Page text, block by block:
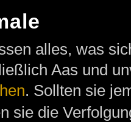
alles, was
Aas und
. Sollten sie
sie die